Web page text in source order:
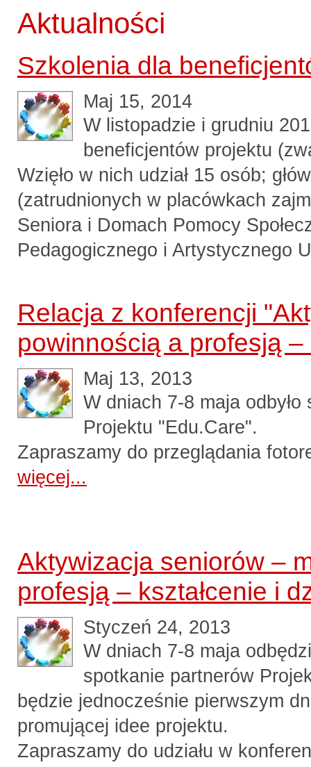
Aktualności
Szkolenia dla
Maj 15, 2014
W listopadzie i grudniu
beneficjentów projektu
Wzięło w nich udział 15 osób;
(zatrudnionych w placówkach
Seniora i Domach Pomocy
Pedagogicznego i Artystycznego
Relacja z konferencji
powinnością a profesją –
Maj 13, 2013
W dniach 7-8 maja
Projektu "Edu.Care".
Zapraszamy do przeglądania
więcej...
Aktywizacja seniorów –
profesją – kształcenie i
Styczeń 24, 2013
W dniach 7-8 maja
spotkanie partnerów
będzie jednocześnie pierwszym
promującej idee projektu.
Zapraszamy do udziału w